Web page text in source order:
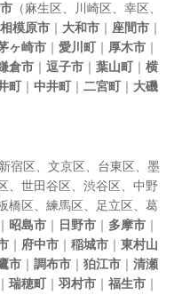
（麻生区、 川崎区、 幸区、
相模原市 ｜ 大和市 ｜ 座間市 ｜
ヶ崎市 ｜ 愛川町｜ 厚木市 ｜
倉市 ｜ 逗子市 ｜ 葉山町｜ 横
町｜ 中井町｜ 二宮町｜ 大磯
新宿区、 文京区、 台東区、 墨
、 世田谷区、 渋谷区、 中野
橋区、 練馬区、 足立区、 葛
｜ 昭島市 ｜ 日野市 ｜ 多摩市 ｜
｜ 府中市 ｜ 稲城市 ｜ 東村山
市 ｜ 調布市 ｜ 狛江市 ｜ 清瀬
｜ 瑞穂町｜ 羽村市 ｜ 福生市 ｜